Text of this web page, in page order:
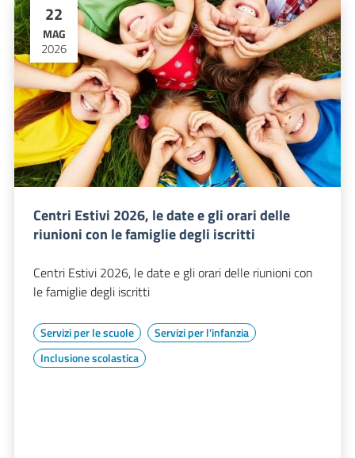
22
MAG
2026
Centri Estivi 2026, le date e gli orari delle
riunioni con le famiglie degli iscritti
Centri Estivi 2026, le date e gli orari delle riunioni con
le famiglie degli iscritti
Servizi per le scuole
Servizi per l'infanzia
Inclusione scolastica